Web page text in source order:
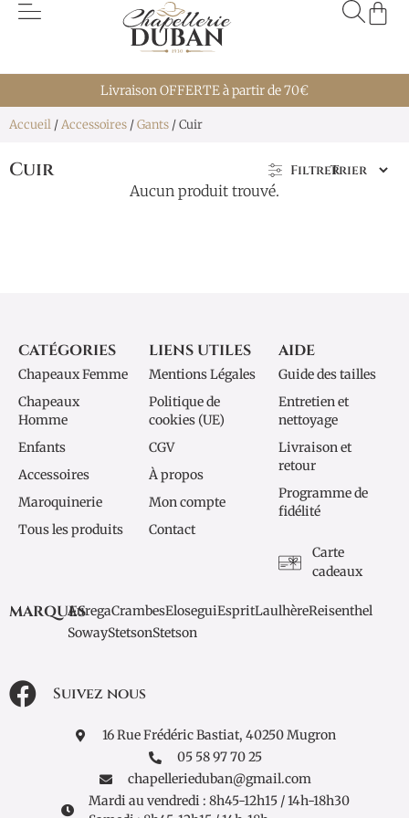
Livraison OFFERTE à partir de 70€
Accueil /Accessoires /Gants / Cuir
Cuir Filtrer
Aucun produit trouvé.
CATÉGORIES
Chapeaux Femme
Chapeaux
Homme
Enfants
Accessoires
Maroquinerie
Tous les produits
LIENS UTILES
Mentions Légales
Politique de
cookies (UE)
CGV
À propos
Mon compte
Contact
AIDE
Guide des tailles
Entretien et
nettoyage
Livraison et
retour
Programme de
fidélité
Carte
cadeaux
Suivez nous
16 Rue Frédéric Bastiat, 40250 Mugron
05 58 97 70 25
chapellerieduban@gmail.com
Mardi au vendredi : 8h45-12h15 / 14h-18h30
MARQUESAuregaCrambesEloseguiEspritLaulhèreReisenthel
SowayStetsonStetson